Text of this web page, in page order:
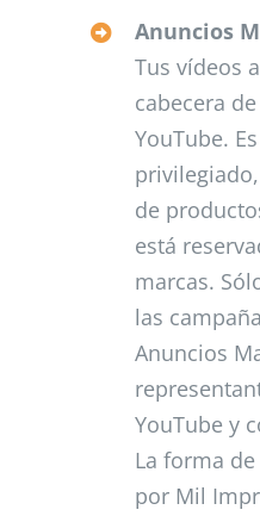
Anuncios
Tus vídeos
cabecera
YouTube.
de
está
marcas.
las
Anuncios
YouTube y
La forma de
por Mil